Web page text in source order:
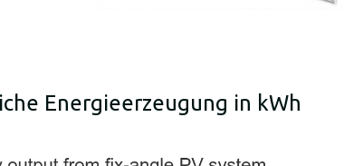
Energieerzeugung in kWh